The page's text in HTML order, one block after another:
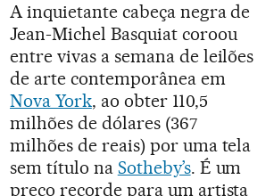
A inquietante cabeça negra de
Jean-Michel Basquiat coroou
entre vivas a semana de leilões
de arte contemporânea em
Nova York, ao obter 110,5
milhões de dólares (367
milhões de reais) por uma tela
sem título na Sotheby’s. É um
preço recorde para um artista